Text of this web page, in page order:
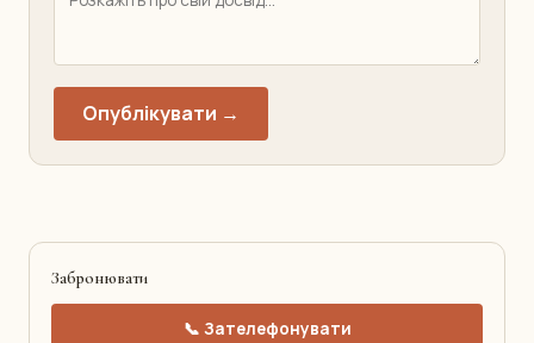
Опублікувати →
Забронювати
📞 Зателефонувати